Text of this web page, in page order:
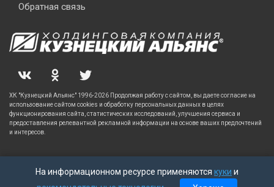
На информационном ресурсе применяются куки и
Обратная связь
ХК "Кузнецкий Альянс" 1996-2026 Продолжая работу с сайтом, вы даете согласие на
использование сайтом cookies и обработку персональных данных в целях
функционирования сайта, статистических исследований, улучшения сервиса и
предоставления релевантной рекламной информации на основе ваших предпочтений
и интересов.